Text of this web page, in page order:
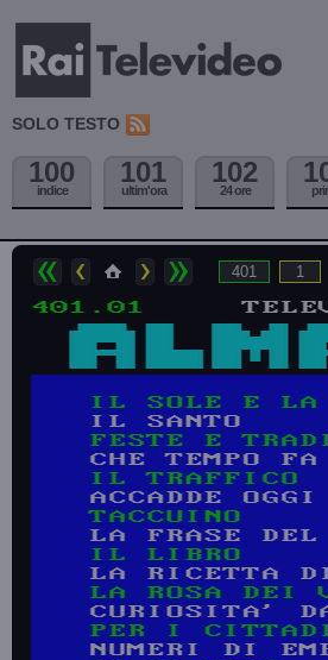
SOLO TESTO
100
indice
101
ultim'ora
102
24 ore